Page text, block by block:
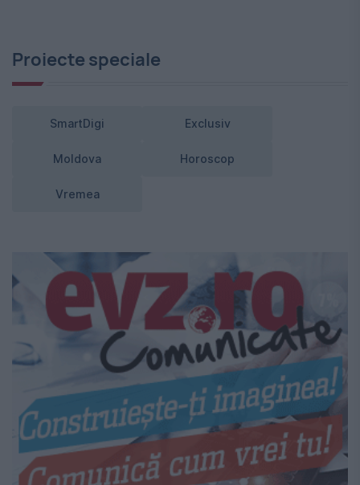
Proiecte speciale
SmartDigi Exclusiv
Moldova Horoscop
Vremea